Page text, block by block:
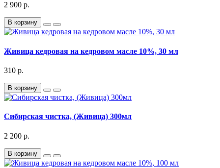
2 900 р.
В корзину
Живица кедровая на кедровом масле 10%, 30 мл
310 р.
В корзину
Сибирская чистка, (Живица) 300мл
2 200 р.
В корзину